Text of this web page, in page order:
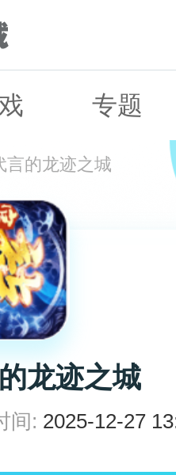
专题
言的龙迹之城
龙迹之城
间: 2025-12-27